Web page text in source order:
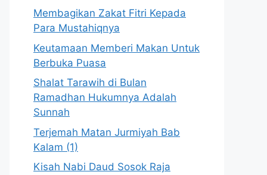
Membagikan Zakat Fitri Kepada
Para Mustahiqnya
Keutamaan Memberi Makan Untuk
Berbuka Puasa
Shalat Tarawih di Bulan
Ramadhan Hukumnya Adalah
Sunnah
Terjemah Matan Jurmiyah Bab
Kalam (1)
Kisah Nabi Daud Sosok Raja